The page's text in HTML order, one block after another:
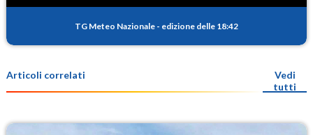
TG Meteo Nazionale - edizione delle 18:42
Articoli correlati
Vedi
tutti